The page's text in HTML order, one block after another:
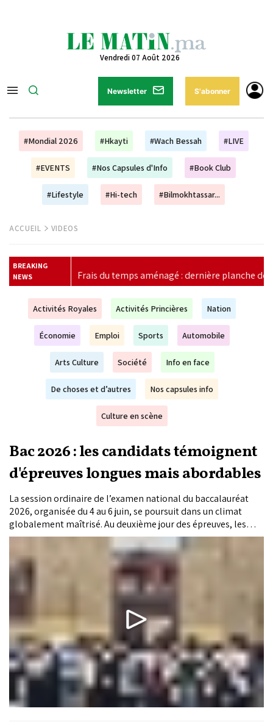
Vendredi 07 Août 2026
Newsletter S'abonner
#Mondial 2026 #Hkayti #Wach Bessah #LIVE
#EVENTS #Nos Capsules d'Info #Book Club
#Lifestyle #Hi-tech #Bilmokhtassar...
ACCUEIL VIDEOS
BREAKING
NEWS: dernière planche de salut pour l’université publique, ou
Activités Royales Activités Princières Nation
Économie Emploi Sports Automobile
Arts Culture Société Info en face
De choses et d’autres Nos capsules info
Culture en scène
Bac 2026 : les candidats témoignent
d'épreuves longues mais abordables
La session ordinaire de l’examen national du baccalauréat
2026, organisée du 4 au 6 juin, se poursuit dans un climat
globalement maîtrisé. Au deuxième jour des épreuves, les
témoignages recueillis par «Le Matin» devant les centres
d’examen de Casablanca font ressortir un déroulement
calme, des sujets jugés accessibles malgré leur longueur et
une forte mobilisation des familles autour de cette étape
décisive du parcours scolaire.